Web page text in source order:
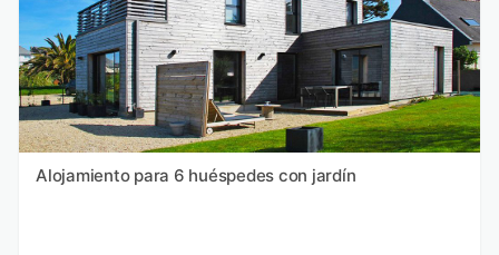
Alojamiento para 6 huéspedes con jardín